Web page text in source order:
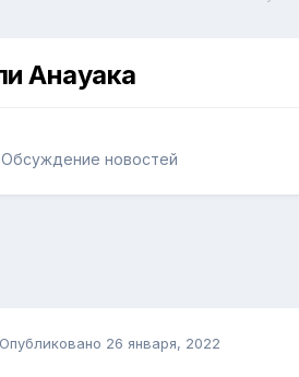
Анауака
Обсуждение новостей
Опубликовано 26 января, 2022